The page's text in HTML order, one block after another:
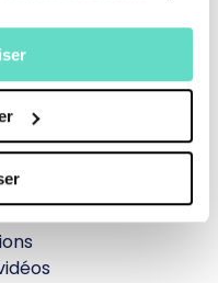
Seigneur
Si’